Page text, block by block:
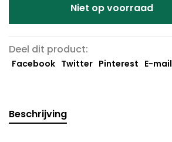
Niet op voorraad
Deel dit product:
Facebook Twitter Pinterest E-mail
Beschrijving